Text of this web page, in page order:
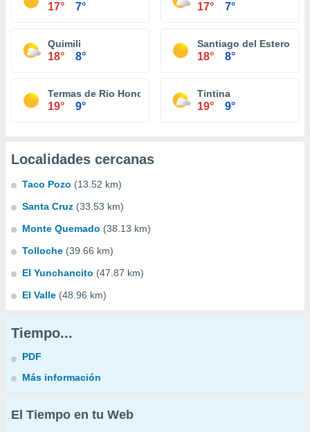
17° 7° 17° 7°
Quimili
18° 8°
Santiago del Estero
18° 8°
Termas de Rio Hondo
19° 9°
Tintina
19° 9°
Localidades cercanas
Taco Pozo (13.52 km)
Santa Cruz (33.53 km)
Monte Quemado (38.13 km)
Tolloche (39.66 km)
El Yunchancito (47.87 km)
El Valle (48.96 km)
Tiempo...
PDF
Más información
El Tiempo en tu Web